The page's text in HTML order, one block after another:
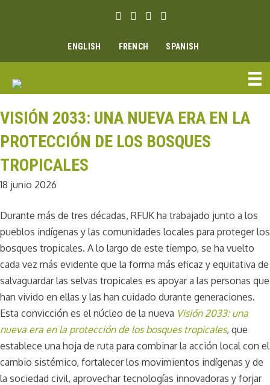
Enlace Facebook
Enlace Instagram
Enlace Youtube
Linkedin link
ENGLISH FRENCH SPANISH
VISIÓN 2033: UNA NUEVA ERA EN LA
PROTECCIÓN DE LOS BOSQUES
TROPICALES
18 junio 2026
Durante más de tres décadas, RFUK ha trabajado junto a los
pueblos indígenas y las comunidades locales para proteger los
bosques tropicales. A lo largo de este tiempo, se ha vuelto
cada vez más evidente que la forma más eficaz y equitativa de
salvaguardar las selvas tropicales es apoyar a las personas que
han vivido en ellas y las han cuidado durante generaciones.
Esta convicción es el núcleo de la nueva Visión 2033: una
nueva era en la protección de los bosques tropicales, que
establece una hoja de ruta para combinar la acción local con el
cambio sistémico, fortalecer los movimientos indígenas y de
la sociedad civil, aprovechar tecnologías innovadoras y forjar